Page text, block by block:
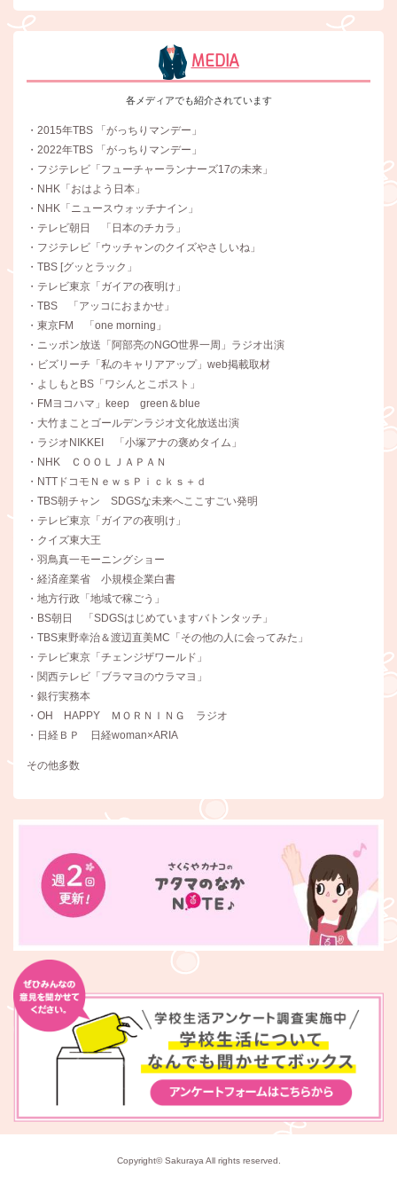
MEDIA
各メディアでも紹介されています
・2015年TBS 「がっちりマンデー」
・2022年TBS 「がっちりマンデー」
・フジテレビ「フューチャーランナーズ17の未来」
・NHK「おはよう日本」
・NHK「ニュースウォッチナイン」
・テレビ朝日 「日本のチカラ」
・フジテレビ「ウッチャンのクイズやさしいね」
・TBS [グッとラック」
・テレビ東京「ガイアの夜明け」
・TBS 「アッコにおまかせ」
・東京FM 「one morning」
・ニッポン放送「阿部亮のNGO世界一周」ラジオ出演
・ビズリーチ「私のキャリアアップ」web掲載取材
・よしもとBS「ワシんとこポスト」
・FMヨコハマ」keep green＆blue
・大竹まことゴールデンラジオ文化放送出演
・ラジオNIKKEI 「小塚アナの褒めタイム」
・NHK ＣＯＯＬＪＡＰＡＮ
・NTTドコモＮｅｗｓＰｉｃｋｓ＋ｄ
・TBS朝チャン SDGSな未来へここすごい発明
・テレビ東京「ガイアの夜明け」
・クイズ東大王
・羽鳥真一モーニングショー
・経済産業省 小規模企業白書
・地方行政「地域で稼ごう」
・BS朝日 「SDGSはじめていますバトンタッチ」
・TBS東野幸治＆渡辺直美MC「その他の人に会ってみた」
・テレビ東京「チェンジザワールド」
・関西テレビ「ブラマヨのウラマヨ」
・銀行実務本
・OH HAPPY ＭＯＲＮＩＮＧ ラジオ
・日経ＢＰ 日経woman×ARIA
その他多数
Copyright© Sakuraya All rights reserved.